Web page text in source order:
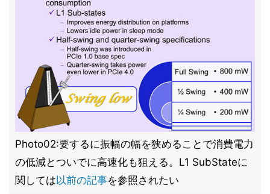
Photo02:要するに振幅の幅を狭めることで消費電力
の低減とついでに高速化も狙える。L1 SubStateに
関しては以前の記事を参照されたい